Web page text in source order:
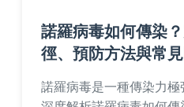
諾羅病毒如何傳染
徑、預防方法與常
諾羅病毒是一種傳染力